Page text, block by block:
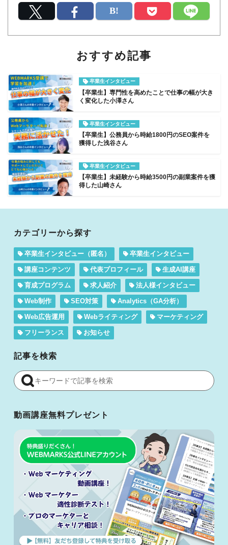
おすすめ記事
卒業生インタビュー
【卒業生】専門性を高めたことで仕事の幅が大き
く変化した小澤さん
卒業生インタビュー
【卒業生】公務員から時給1800円のSEO案件を
獲得した浅谷さん
卒業生インタビュー
【卒業生】未経験から時給3500円の副業案件を獲
得した山崎さん
カテゴリーから探す
卒業生インタビュー（匿名） 卒業生インタビュー
講座コンテンツ 代表プロフィール 生成AI講座
育成プログラム 求人紹介 法人様インタビュー
Web制作 SEO対策 Analytics（GA分析）
Web広告運用 Webライティング マーケティング
フリーランス お知らせ
記事を検索
動画講座無料プレゼント